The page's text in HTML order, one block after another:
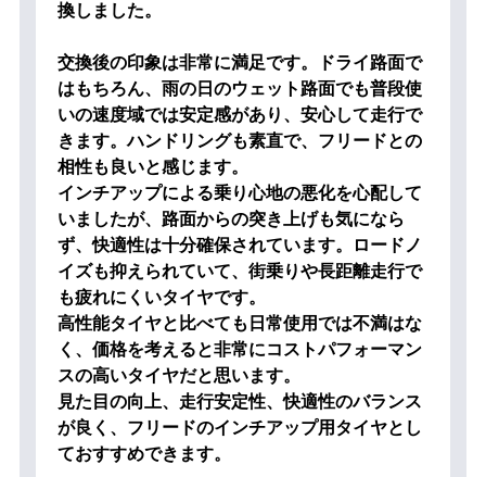
換しました。
交換後の印象は非常に満足です。ドライ路面で
はもちろん、雨の日のウェット路面でも普段使
いの速度域では安定感があり、安心して走行で
きます。ハンドリングも素直で、フリードとの
相性も良いと感じます。
インチアップによる乗り心地の悪化を心配して
いましたが、路面からの突き上げも気になら
ず、快適性は十分確保されています。ロードノ
イズも抑えられていて、街乗りや長距離走行で
も疲れにくいタイヤです。
高性能タイヤと比べても日常使用では不満はな
く、価格を考えると非常にコストパフォーマン
スの高いタイヤだと思います。
見た目の向上、走行安定性、快適性のバランス
が良く、フリードのインチアップ用タイヤとし
ておすすめできます。